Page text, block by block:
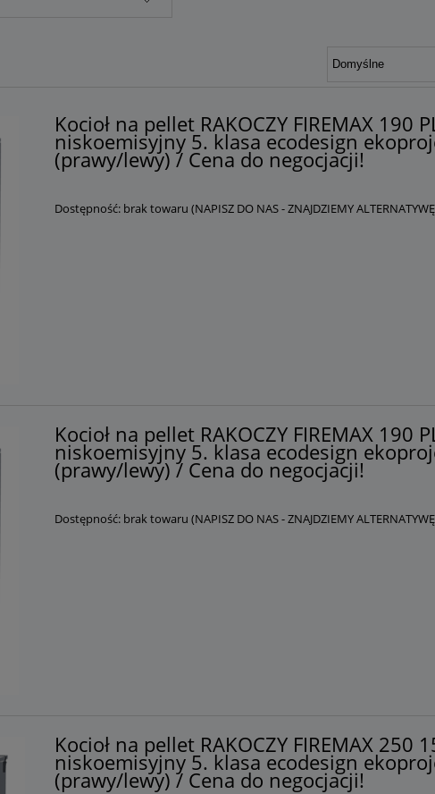
POBRANIOWA GRATIS!
3 999,00 zł
POBRANIOWA
3 099,00 zł
Kocioł na pellet RAKOCZY FIREMAX 190
niskoemisyjny 5. klasa ecodesign
(prawy/lewy) / Cena do negocjacji!
Dostępność: brak towaru (NAPISZ DO NAS - ZNAJDZIEMY
Kocioł na pellet RAKOCZY FIREMAX 190
niskoemisyjny 5. klasa ecodesign
(prawy/lewy) / Cena do negocjacji!
Dostępność: brak towaru (NAPISZ DO NAS - ZNAJDZIEMY
Kocioł na pellet RAKOCZY FIREMAX 250
niskoemisyjny 5. klasa ecodesign
(prawy/lewy) / Cena do negocjacji!